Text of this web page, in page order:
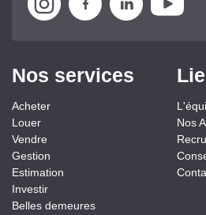
Nos services
Acheter
Louer
Vendre
Gestion
Estimation
Investir
Belles demeures
Nos